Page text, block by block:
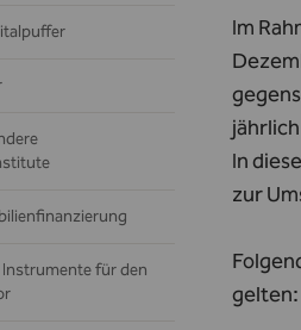
für den
Im
In
zur
gelten: